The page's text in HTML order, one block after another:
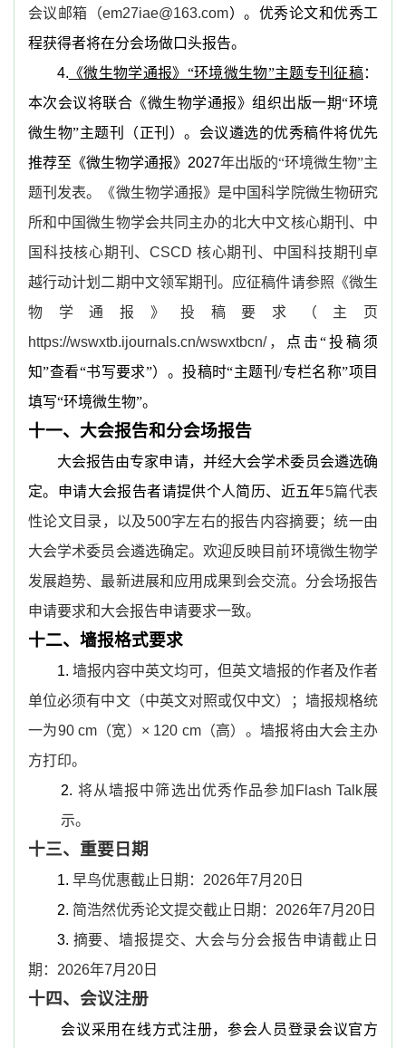
会议邮箱（em27iae@163.com）。优秀论文和优秀工
程获得者将在分会场做口头报告。
4. 《微生物学通报》“环境微生物”主题专刊征稿：
本次会议将联合《微生物学通报》组织出版一期“环境
微生物”主题刊（正刊）。会议遴选的优秀稿件将优先
推荐至《微生物学通报》 2027年出版的“环境微生物”主
题刊发表。《微生物学通报》是中国科学院微生物研究
所和中国微生物学会共同主办的北大中文核心期刊、中
国科技核心期刊、 CSCD 核心期刊、中国科技期刊卓
越行动计划二期中文领军期刊。应征稿件请参照《微生
物学通报》投稿要求（主页
https://wswxtb.ijournals.cn/wswxtbcn/， 点击“投稿须
知”查看“书写要求”）。投稿时“主题刊/专栏名称”项目
填写“环境微生物”。
十一、大会报告和分会场报告
大会报告由专家申请，并经大会学术委员会遴选确
定。申请大会报告者请提供个人简历、近五年5篇代表
性论文目录，以及500字左右的报告内容摘要；统一由
大会学术委员会遴选确定。欢迎反映目前环境微生物学
发展趋势、最新进展和应用成果到会交流。分会场报告
申请要求和大会报告申请要求一致。
十二、墙报格式要求
1. 墙报内容中英文均可，但英文墙报的作者及作者
单位必须有中文（中英文对照或仅中文）；墙报规格统
一为90 cm（宽） × 120 cm（高）。墙报将由大会主办
方打印。
2. 将从墙报中筛选出优秀作品参加 Flash Talk展
示。
十三、重要日期
1. 早鸟优惠截止日期： 2026年7月 20日
2. 简浩然优秀论文提交截止日期： 2026年7月 20日
3. 摘要、墙报提交、大会与分会报告申请截止日
期： 2026年7月 20 日
十四、会议注册
会议采用在线方式注册，参会人员登录会议官方